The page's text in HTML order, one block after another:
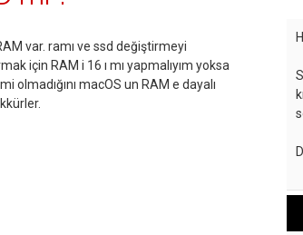
var. ramı ve ssd değiştirmeyi
için RAM i 16 ı mı yapmalıyım yoksa
olmadığını macOS un RAM e dayalı